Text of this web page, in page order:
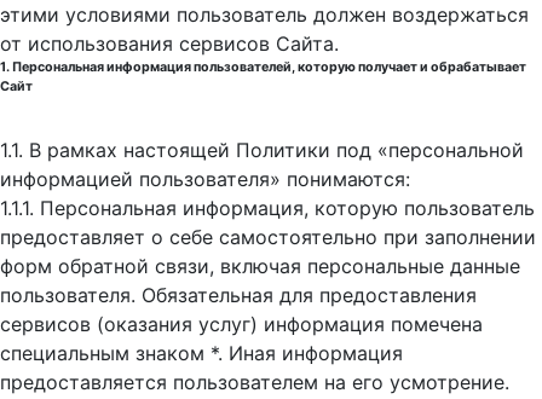
этими условиями пользователь должен воздержаться
от использования сервисов Сайта.
1. Персональная информация пользователей, которую получает и обрабатывает
Сайт
1.1. В рамках настоящей Политики под «персональной
информацией пользователя» понимаются:
1.1.1. Персональная информация, которую пользователь
предоставляет о себе самостоятельно при заполнении
форм обратной связи, включая персональные данные
пользователя. Обязательная для предоставления
сервисов (оказания услуг) информация помечена
специальным знаком *. Иная информация
предоставляется пользователем на его усмотрение.